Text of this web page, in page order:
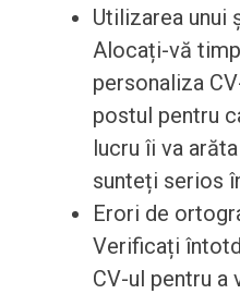
Utilizarea unui
Alocați-vă
personaliza
postul pentru
lucru îi va
sunteți serios
Erori de
Verificați
CV-ul pentru a